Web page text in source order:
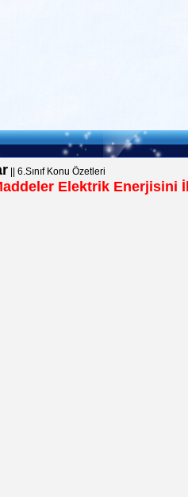
|| 6.Sınıf Konu Özetleri
Elektrik Enerjisini